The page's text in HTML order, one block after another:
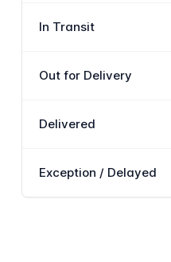
In Transit
Out for Delivery
Delivered
Exception / Delayed